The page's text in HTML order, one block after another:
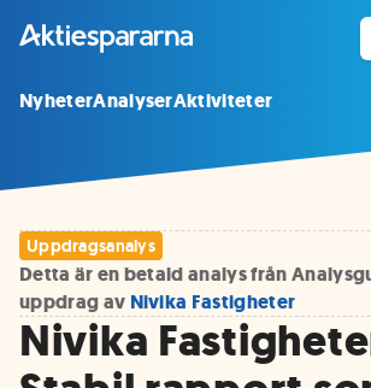
NyheterAnalyserAktiviteter
Uppdragsanalys
Detta är en betald analys från
uppdrag av Nivika Fastigheter
Nivika